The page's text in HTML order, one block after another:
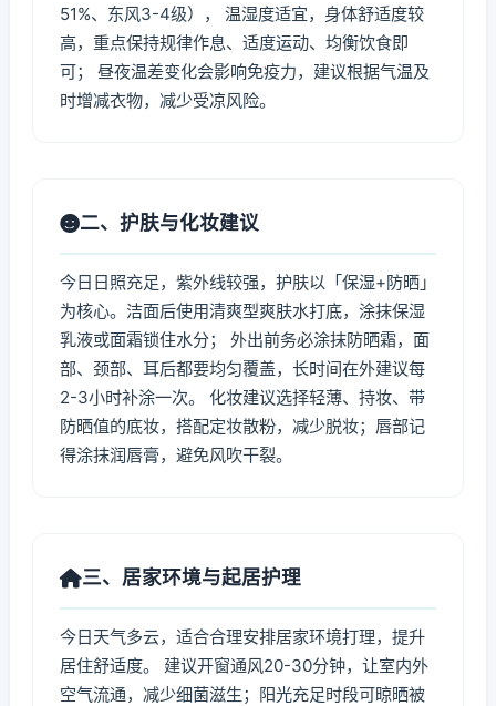
51%、东风3-4级）， 温湿度适宜，身体舒适度较
高，重点保持规律作息、适度运动、均衡饮食即
可； 昼夜温差变化会影响免疫力，建议根据气温及
时增减衣物，减少受凉风险。
二、护肤与化妆建议
今日日照充足，紫外线较强，护肤以「保湿+防晒」
为核心。洁面后使用清爽型爽肤水打底，涂抹保湿
乳液或面霜锁住水分； 外出前务必涂抹防晒霜，面
部、颈部、耳后都要均匀覆盖，长时间在外建议每
2-3小时补涂一次。 化妆建议选择轻薄、持妆、带
防晒值的底妆，搭配定妆散粉，减少脱妆；唇部记
得涂抹润唇膏，避免风吹干裂。
三、居家环境与起居护理
今日天气多云，适合合理安排居家环境打理，提升
居住舒适度。 建议开窗通风20-30分钟，让室内外
空气流通，减少细菌滋生；阳光充足时段可晾晒被